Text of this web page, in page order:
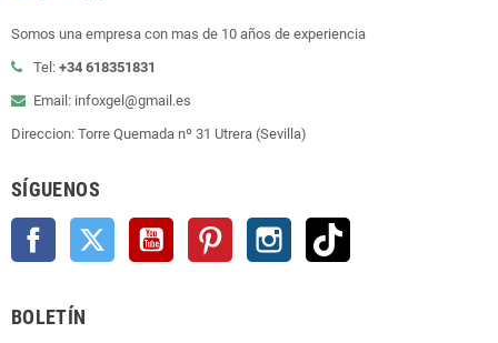
Somos una empresa con mas de 10 años de experiencia
Tel: +34 618351831
Email: infoxgel@gmail.es
Direccion: Torre Quemada nº 31 Utrera (Sevilla)
SÍGUENOS
Facebook Twitter YouTube Pinterest Instagram
BOLETÍN